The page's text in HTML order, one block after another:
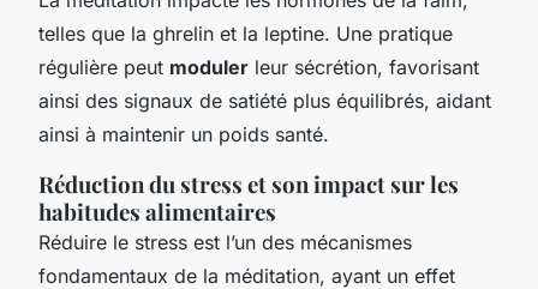
telles que la ghrelin et la leptine. Une pratique
régulière peut moduler leur sécrétion, favorisant
ainsi des signaux de satiété plus équilibrés, aidant
ainsi à maintenir un poids santé.
Réduction du stress et son impact sur les
habitudes alimentaires
Réduire le stress est l’un des mécanismes
fondamentaux de la méditation, ayant un effet